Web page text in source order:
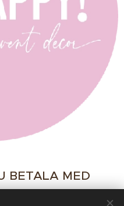
BETALA MED